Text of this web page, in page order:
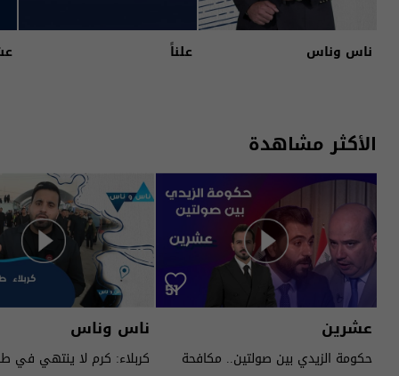
ناس وناس علناً
الأكثر مشاهدة
عشرين
حكومة الزيدي بين صولتين.. مكافحة
ناس وناس
كربلاء: كرم لا ينتهي في